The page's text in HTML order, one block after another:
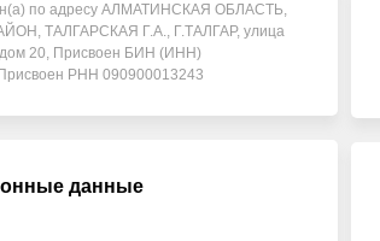
по адресу АЛМАТИНСКАЯ ОБЛАСТЬ,
ТАЛГАРСКАЯ Г.А., Г.ТАЛГАР, улица
20, Присвоен БИН (ИНН)
РНН 090900013243
данные